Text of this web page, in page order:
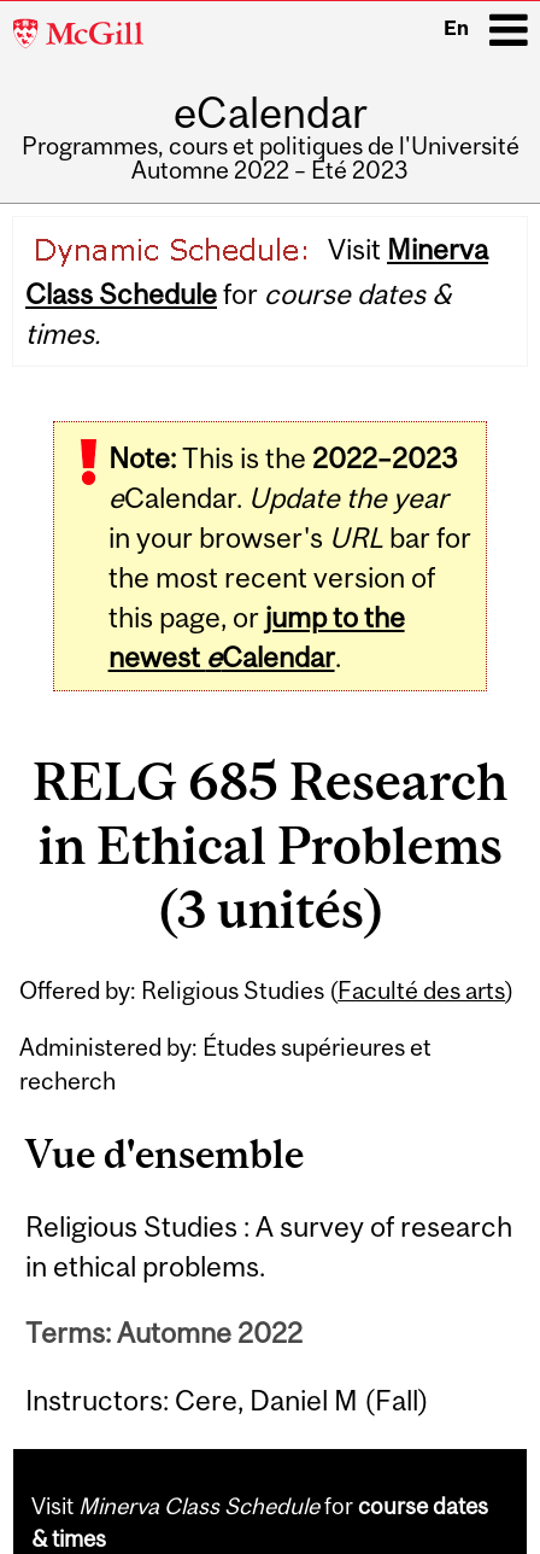
McGill
En
eCalendar
Programmes, cours et politiques de l'Université
Automne 2022 – Été 2023
navigation
Visit Minerva
Class Schedulefor course dates &
times.
Note:This is the 2022–2023
eCalendar. Update the year
in your browser's URLbar for
the most recent version of
this page, or jump to the
newest eCalendar.
RELG 685 Research
in Ethical Problems
(3 unités)
Offered by: Religious Studies (Faculté des arts)
Administered by: Études supérieures et
recherch
Vue d'ensemble
Religious Studies : A survey of research
in ethical problems.
Terms: Automne 2022
Instructors: Cere, Daniel M (Fall)
Related
Content
Visit Minerva Class Scheduleforcourse dates
& times